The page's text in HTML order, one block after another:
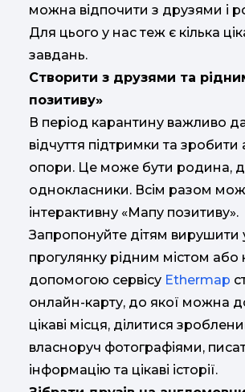
можна відпочити з друзями і
Для цього у нас теж є кілька
завдань.
Створити з друзями та
позитиву»
В період карантину важливо
відчуття підтримки та зробити
опори. Це може бути родина,
однокласники. Всім разом
інтерактивну «Мапу позитиву».
Запропонуйте дітям вирушити
прогулянку рідним містом або
допомогою сервісу Ethermap
онлайн-карту, до якої можна
цікаві місця, ділитися
власноруч фотографіями,
інформацію та цікаві історії.